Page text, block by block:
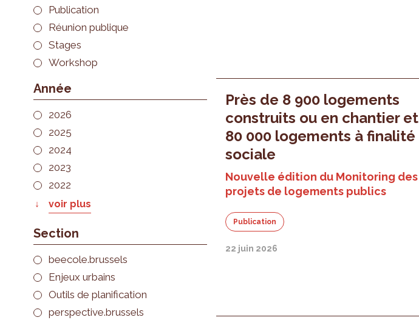
Publication
Réunion publique
Stages
Workshop
Année
2026
2025
2024
2023
2022
voir plus
Section
beecole.brussels
Enjeux urbains
Outils de planification
perspective.brussels
Près de 8 900 logements
construits ou en chantier et
80 000 logements à finalité
sociale
Nouvelle édition du Monitoring des
projets de logements publics
Publication
22 juin 2026